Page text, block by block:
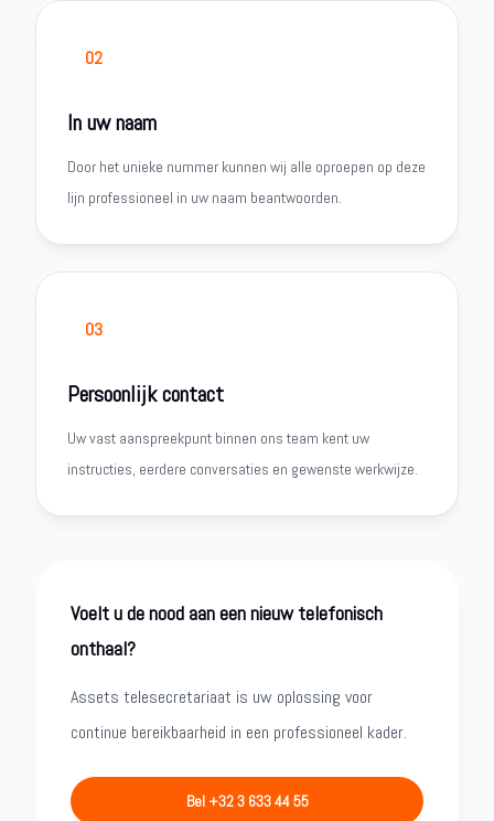
02
In uw naam
Door het unieke nummer kunnen wij alle oproepen op deze
lijn professioneel in uw naam beantwoorden.
03
Persoonlijk contact
Uw vast aanspreekpunt binnen ons team kent uw
instructies, eerdere conversaties en gewenste werkwijze.
Voelt u de nood aan een nieuw telefonisch
onthaal?
Assets telesecretariaat is uw oplossing voor
continue bereikbaarheid in een professioneel kader.
Bel +32 3 633 44 55